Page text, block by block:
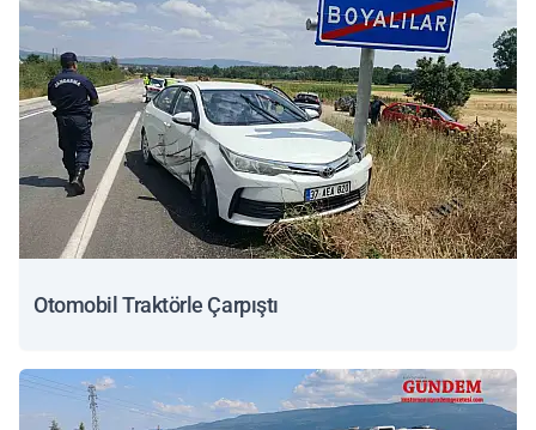
Otomobil Traktörle Çarpıştı